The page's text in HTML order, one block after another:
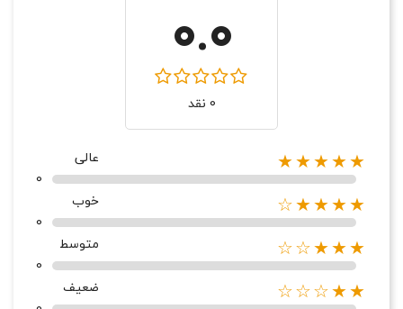
0.0
0 نقد
★★★★★
عالی
0
★★★★☆
خوب
0
★★★☆☆
متوسط
0
★★☆☆☆
ضعیف